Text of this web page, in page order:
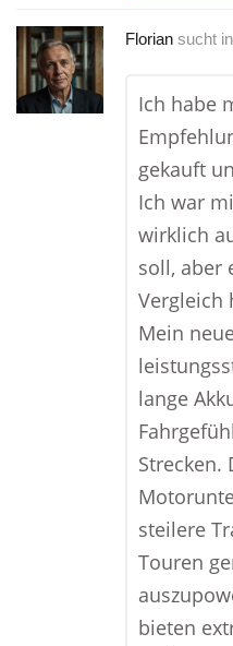
Florian sucht in
Ich habe
gekauft
Ich war
wirklich
soll, aber
Vergleich
Mein
lange
Strecken.
steilere
Touren
bieten